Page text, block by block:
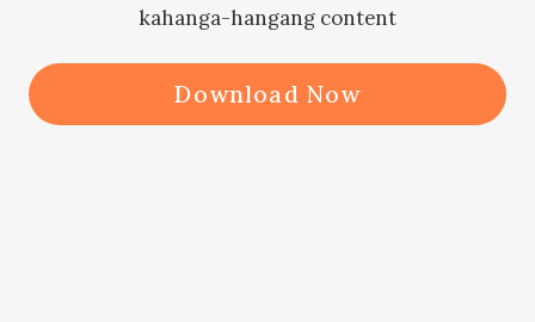
“Salamat sa concern mo pero aalis
na ako,” sabi ni Gerald nang yumuko
siya sa harap ng babae, bago siya
kahanga-hangang content
Download Now